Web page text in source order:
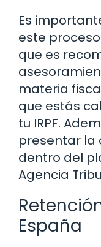
Es
este
que es
materia
que estás
tu IRPF.
presentar la
dentro del
Agencia
España